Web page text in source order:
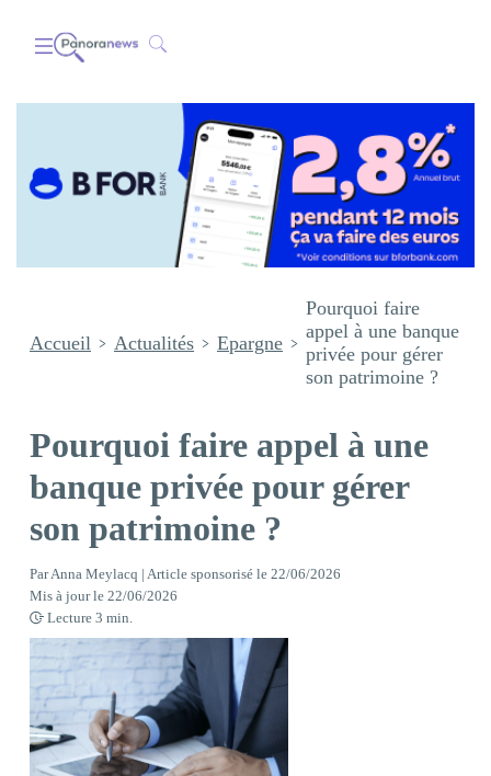
Accueil Actualités Epargne
Pourquoi faire
appel à une banque
privée pour gérer
son patrimoine ?
Pourquoi faire appel à une
banque privée pour gérer
son patrimoine ?
ParAnna Meylacq | Article sponsorisé le 22/06/2026
Mis à jour le 22/06/2026
Lecture 3 min.